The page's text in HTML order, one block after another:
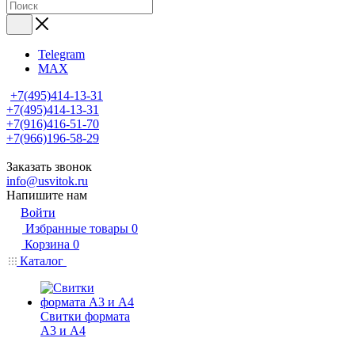
Telegram
MAX
+7(495)414-13-31
+7(495)414-13-31
+7(916)416-51-70
+7(966)196-58-29
Заказать звонок
info@usvitok.ru
Напишите нам
Войти
Избранные товары 0
Корзина 0
Каталог
Свитки формата
А3 и А4